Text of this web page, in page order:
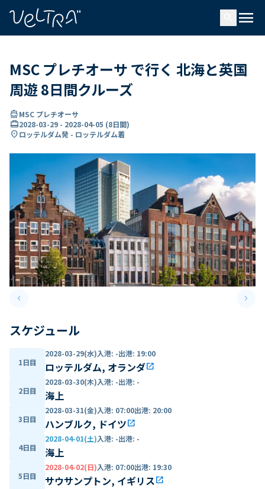
menu
MSC プレチオーサ で行く 北海と英国
周遊 8日間クルーズ
directions_boatMSC プレチオーサ
card_travel2028-03-29 - 2028-04-05 (8日間)
location_onロッテルダム発 - ロッテルダム着
keyboard_arrow_leftPrevious slide keyboard_arrow_right
スケジュール
1日目
2028-03-29(水)入港: -出港: 19:00
ロッテルダム, オランダopen_in_new
2日目
2028-03-30(木)入港: -出港: -
海上
3日目
2028-03-31(金)入港: 07:00出港: 20:00
ハンブルク, ドイツopen_in_new
4日目
2028-04-01(土)入港: -出港: -
海上
5日目
2028-04-02(日)入港: 07:00出港: 19:30
サウサンプトン, イギリスopen_in_new